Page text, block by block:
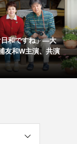
日和ですね」―大
友和W主演、共演